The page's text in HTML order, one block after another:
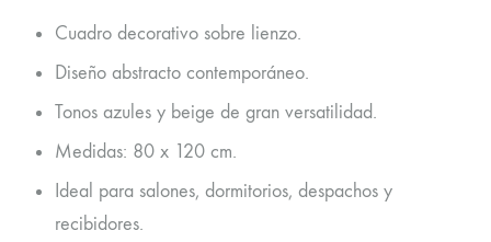
Cuadro decorativo sobre lienzo.
Diseño abstracto contemporáneo.
Tonos azules y beige de gran versatilidad.
Medidas: 80 x 120 cm.
Ideal para salones, dormitorios, despachos y
recibidores.